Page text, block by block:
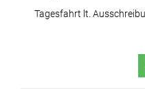
Tagesfahrt lt.